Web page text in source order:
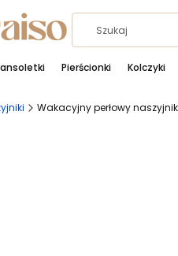
Pierścionki Kolczyki
Wakacyjny perłowy